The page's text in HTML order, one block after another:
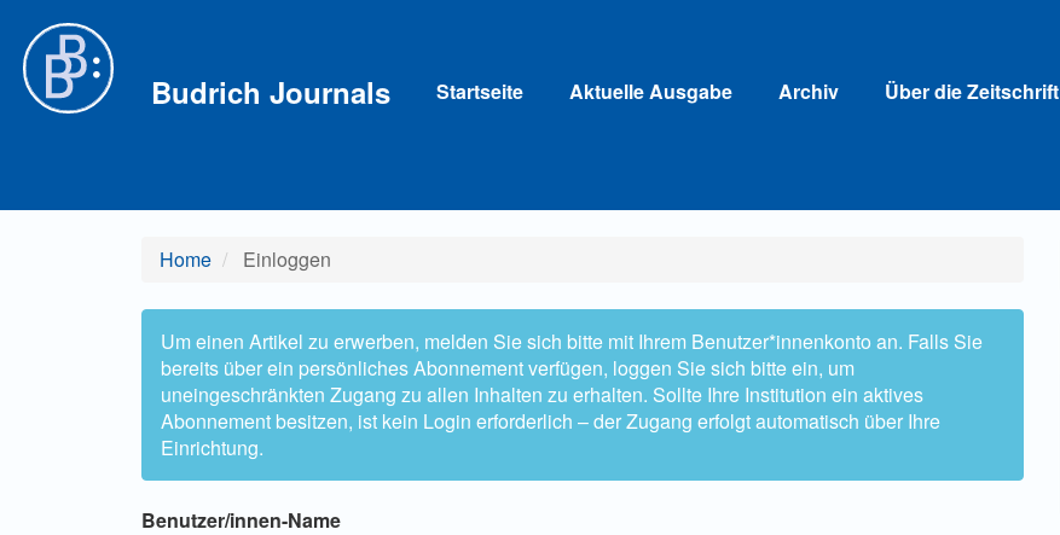
Hauptinhalt
Sidebar
Budrich Journals Startseite Aktuelle Ausgabe Archiv Über die Zeitschrift
Home Einloggen
Um einen Artikel zu erwerben, melden Sie sich bitte mit Ihrem Benutzer*innenkonto an. Falls Sie
bereits über ein persönliches Abonnement verfügen, loggen Sie sich bitte ein, um
uneingeschränkten Zugang zu allen Inhalten zu erhalten. Sollte Ihre Institution ein aktives
Abonnement besitzen, ist kein Login erforderlich – der Zugang erfolgt automatisch über Ihre
Einrichtung.
Benutzer/innen-Name